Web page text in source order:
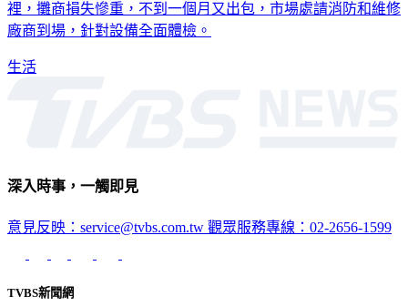
裡，攤商損失慘重，不到一個月又出包，市場處請消防和維修
廠商到場，針對設備全面體檢。
生活
深入時事，一觸即見
意見反映：service@tvbs.com.tw 觀眾服務專線：02-2656-1599
TVBS新聞網